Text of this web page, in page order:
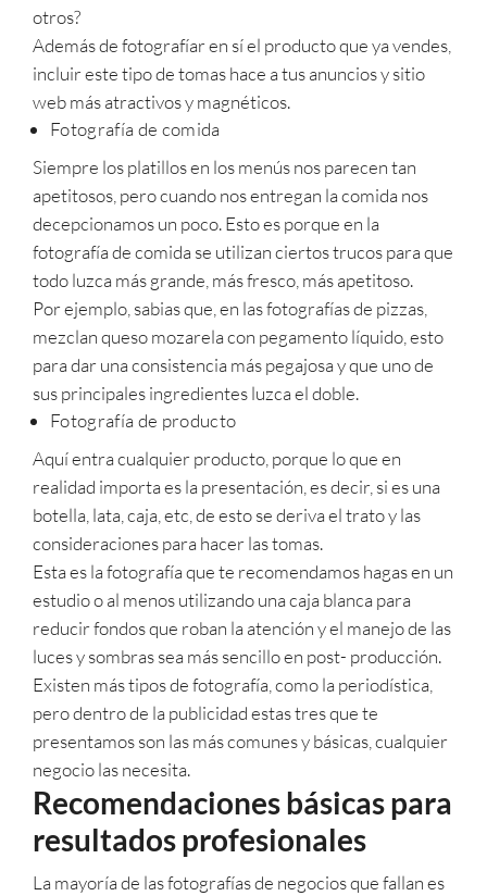
otros?
Además de fotografíar en sí el producto que ya vendes,
incluir este tipo de tomas hace a tus anuncios y sitio
web más atractivos y magnéticos.
Fotografía de comida
Siempre los platillos en los menús nos parecen tan
apetitosos, pero cuando nos entregan la comida nos
decepcionamos un poco. Esto es porque en la
fotografía de comida se utilizan ciertos trucos para que
todo luzca más grande, más fresco, más apetitoso.
Por ejemplo, sabias que, en las fotografías de pizzas,
mezclan queso mozarela con pegamento líquido, esto
para dar una consistencia más pegajosa y que uno de
sus principales ingredientes luzca el doble.
Fotografía de producto
Aquí entra cualquier producto, porque lo que en
realidad importa es la presentación, es decir, si es una
botella, lata, caja, etc, de esto se deriva el trato y las
consideraciones para hacer las tomas.
Esta es la fotografía que te recomendamos hagas en un
estudio o al menos utilizando una caja blanca para
reducir fondos que roban la atención y el manejo de las
luces y sombras sea más sencillo en post- producción.
Existen más tipos de fotografía, como la periodística,
pero dentro de la publicidad estas tres que te
presentamos son las más comunes y básicas, cualquier
negocio las necesita.
Recomendaciones básicas para
resultados profesionales
La mayoría de las fotografías de negocios que fallan es